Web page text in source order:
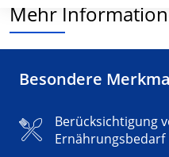
Mehr
Besondere
Berücksichtigung
Ernährungsbedarf
die USA gesendet werden.
Ihre Einwilligung und die cookie
Wir nutzen Ihre Daten für folgende
Speichern von oder
Informationen auf einem